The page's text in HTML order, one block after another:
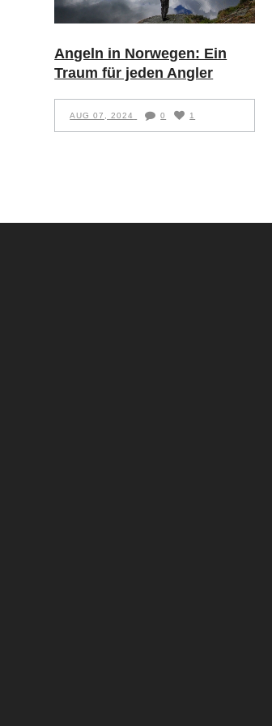
Angeln in Norwegen: Ein
Traum für jeden Angler
AUG 07, 2024 0 1